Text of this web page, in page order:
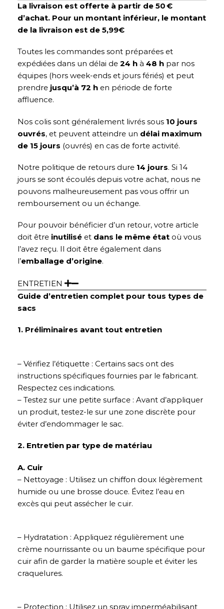
La livraison est offerte à partir de 50 €
d’achat. Pour un montant inférieur, le montant
de la livraison est de 5,99€
Toutes les commandes sont préparées et
expédiées dans un délai de 24 h à 48 h par nos
équipes (hors week-ends et jours fériés) et peut
prendre jusqu’à 72 h en période de forte
affluence.
Nos colis sont généralement livrés sous 10 jours
ouvrés, et peuvent atteindre un délai maximum
de 15 jours (ouvrés) en cas de forte activité.
Notre politique de retours dure 14 jours. Si 14
jours se sont écoulés depuis votre achat, nous ne
pouvons malheureusement pas vous offrir un
remboursement ou un échange.
Pour pouvoir bénéficier d’un retour, votre article
doit être inutilisé et dans le même état où vous
l’avez reçu. Il doit être également dans
l’emballage d’origine.
ENTRETIEN
Guide d’entretien complet pour tous types de
sacs
1. Préliminaires avant tout entretien
– Vérifiez l’étiquette : Certains sacs ont des
instructions spécifiques fournies par le fabricant.
Respectez ces indications.
– Testez sur une petite surface : Avant d’appliquer
un produit, testez-le sur une zone discrète pour
éviter d’endommager le sac.
2. Entretien par type de matériau
A. Cuir
– Nettoyage : Utilisez un chiffon doux légèrement
humide ou une brosse douce. Évitez l’eau en
excès qui peut assécher le cuir.
– Hydratation : Appliquez régulièrement une
crème nourrissante ou un baume spécifique pour
cuir afin de garder la matière souple et éviter les
craquelures.
– Protection : Utilisez un spray imperméabilisant